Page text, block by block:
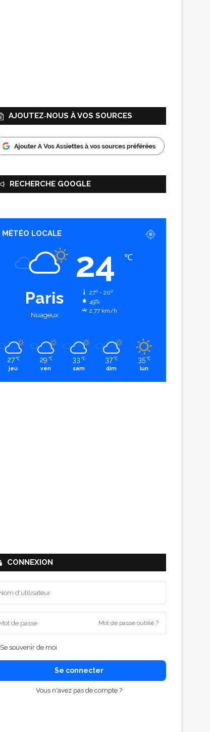
AJOUTEZ‑NOUS À VOS SOURCES
RECHERCHE GOOGLE
MÉTÉO LOCALE
Paris
Nuageux
24 ℃
27º - 20º
49%
2.77 km/h
27 ℃
jeu
29 ℃
ven
33 ℃
sam
37 ℃
dim
35 ℃
lun
CONNEXION
Mot de passe oublié ?
Se souvenir de moi
Se connecter
Vous n'avez pas de compte ?